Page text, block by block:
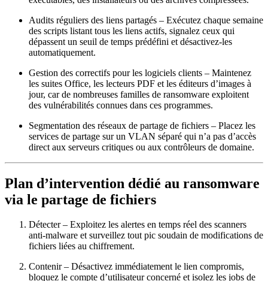
Audits réguliers des liens partagés – Exécutez chaque semaine
des scripts listant tous les liens actifs, signalez ceux qui
dépassent un seuil de temps prédéfini et désactivez‑les
automatiquement.
Gestion des correctifs pour les logiciels clients – Maintenez
les suites Office, les lecteurs PDF et les éditeurs d’images à
jour, car de nombreuses familles de ransomware exploitent
des vulnérabilités connues dans ces programmes.
Segmentation des réseaux de partage de fichiers – Placez les
services de partage sur un VLAN séparé qui n’a pas d’accès
direct aux serveurs critiques ou aux contrôleurs de domaine.
Plan d’intervention dédié au ransomware
via le partage de fichiers
Détecter– Exploitez les alertes en temps réel des scanners
anti‑malware et surveillez tout pic soudain de modifications de
fichiers liées au chiffrement.
Contenir– Désactivez immédiatement le lien compromis,
bloquez le compte d’utilisateur concerné et isolez les jobs de